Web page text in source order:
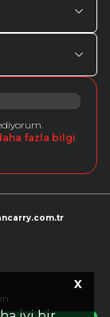
X
fazla bilgi